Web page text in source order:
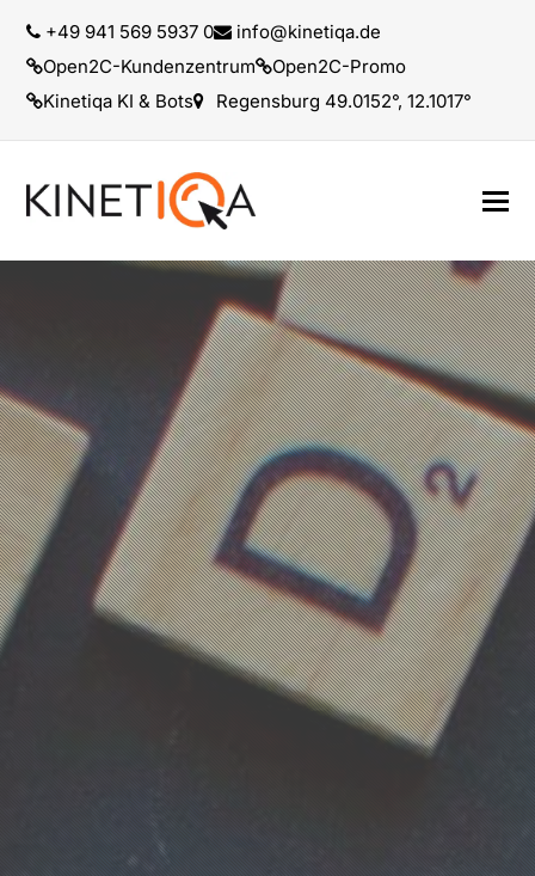
+49 941 569 5937 0
info@kinetiqa.de
Open2C-Kundenzentrum
Open2C-Promo
Kinetiqa KI & Bots
Regensburg 49.0152°, 12.1017°